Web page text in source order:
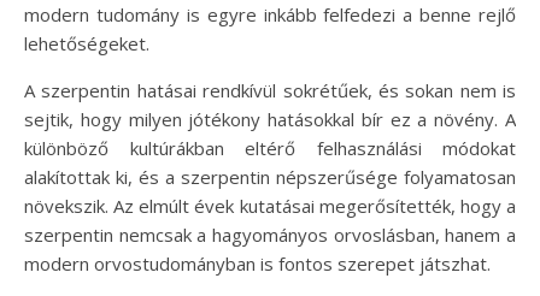
modern tudomány is egyre inkább felfedezi a benne rejlő
lehetőségeket.
A szerpentin hatásai rendkívül sokrétűek, és sokan nem is
sejtik, hogy milyen jótékony hatásokkal bír ez a növény. A
különböző kultúrákban eltérő felhasználási módokat
alakítottak ki, és a szerpentin népszerűsége folyamatosan
növekszik. Az elmúlt évek kutatásai megerősítették, hogy a
szerpentin nemcsak a hagyományos orvoslásban, hanem a
modern orvostudományban is fontos szerepet játszhat.